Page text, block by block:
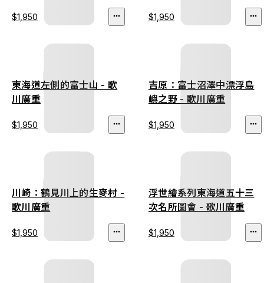
$1,950 $1,950
東海道左側的富士山 - 歌
川廣重
$1,950
吉原：富士沼澤中漂浮島
嶼之野 - 歌川廣重
$1,950
川崎：鶴見川上的生麥村 -
歌川廣重
$1,950
浮世繪系列東海道五十三
次名所圖會 - 歌川廣重
$1,950